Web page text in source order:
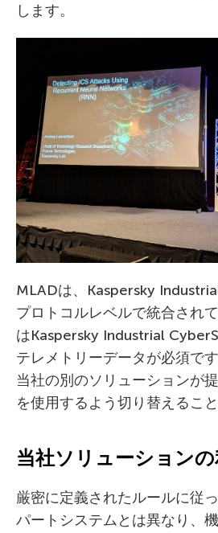
します。
MLADは、Kaspersky
プロトコルレベルで統合され
はKaspersky Industrial
テレメトリーデータが必須で
当社の別のソリューションが
を使用するよう切り替えること
当社ソリューション
厳密に定義されたルールに従
パートシステムとは異なり、